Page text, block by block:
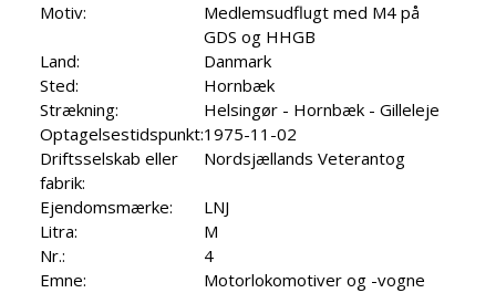
Motiv:
Medlemsudflugt med M4 på
GDS og HHGB
Land:
Danmark
Sted:
Hornbæk
Strækning:
Helsingør - Hornbæk - Gilleleje
Optagelsestidspunkt:1975-11-02
Driftsselskab eller
fabrik:
Nordsjællands Veterantog
Ejendomsmærke:
LNJ
Litra:
M
Nr.:
4
Emne:
Motorlokomotiver og -vogne